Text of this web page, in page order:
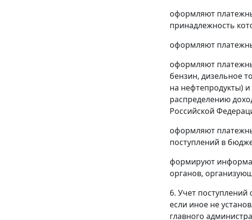
оформляют
принадлежность
оформляют
оформляют
бензин, дизельное
на нефтепродукты)
распределению
Российской
оформляют
поступлений в
формируют
органов,
6. Учет
если иное не
главного